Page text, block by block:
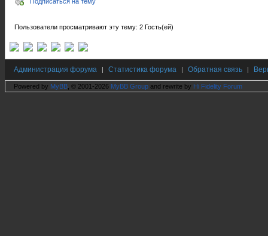
Пользователи просматривают эту тему: 2 Гость(ей)
Администрация форума | Статистика форума | Обратная связь |
Powered by MyBB , © 2001-2026 MyBB Group and rewrite by Hi Fidelity Forum